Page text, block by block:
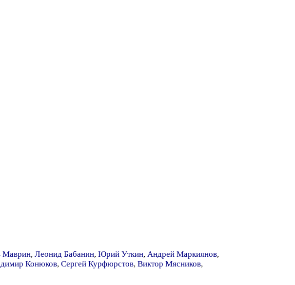
Маврин, Леонид Бабанин, Юрий Уткин, Андрей Маркиянов,
Конюков, Сергей Курфюрстов, Виктор Мясников,